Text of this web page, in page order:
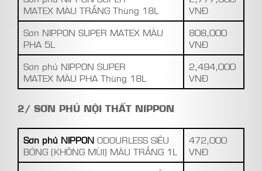
MATEX MÀU TRẮNG Thùng 18L
VNĐ
Sơn NIPPON SUPER MATEX MÀU
PHA 5L
808,000
VNĐ
Sơn phủ NIPPON SUPER
MATEX MÀU PHA Thùng 18L
2,494,000
VNĐ
2/ SƠN PHỦ NỘI THẤT NIPPON
Sơn phủ NIPPON ODOURLESS SIÊU
BÓNG (KHÔNG MÙI) MÀU TRẮNG 1L
472,000
VNĐ